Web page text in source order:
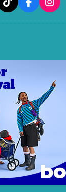
T
I
K
F
A
C
O
I
N
S
R
M